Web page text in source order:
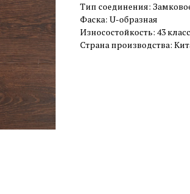
Тип соединения:
Фаска: U-образная
Износостойкость: 43 класс
Страна производства: